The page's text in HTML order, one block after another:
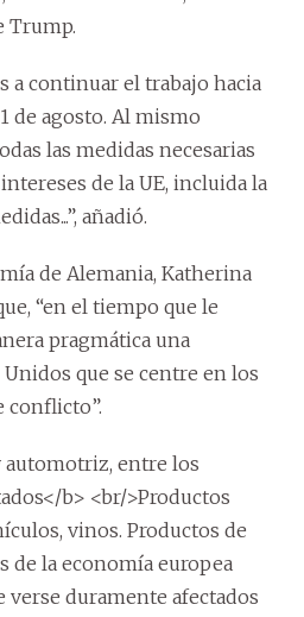
Trump.
a continuar el trabajo hacia
de agosto. Al mismo
las medidas necesarias
de la UE, incluida la
añadió.
de Alemania, Katherina
“en el tiempo que le
pragmática una
que se centre en los
conflicto”.
automotriz, entre los
b> <br/>Productos
vinos. Productos de
de la economía europea
verse duramente afectados